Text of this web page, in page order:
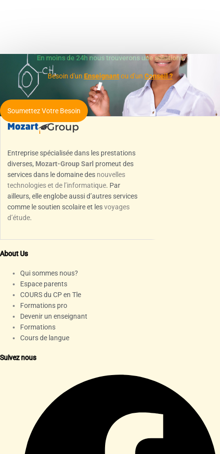
En moins de 24h nous trouverons une solutions
Besoin d'un Enseignantou d'un Conseil ?
Soumettez Votre Besoin
Entreprise spécialisée dans les prestations
diverses, Mozart-Group Sarl promeut des
services dans le domaine des nouvelles
technologies et de l’informatique. Par
ailleurs, elle englobe aussi d’autres services
comme le soutien scolaire et lesvoyages
d’étude.
About Us
Qui sommes nous?
Espace parents
COURS du CP en Tle
Formations pro
Devenir un enseignant
Formations
Cours de langue
Suivez nous